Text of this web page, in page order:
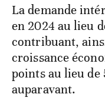
La demande
en 2024 au lieu
contribuant,
croissance
points au lieu de
auparavant.